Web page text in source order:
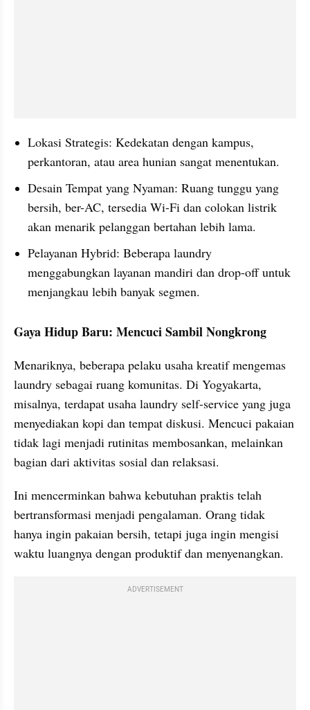
Lokasi Strategis: Kedekatan dengan kampus,
perkantoran, atau area hunian sangat menentukan.
Desain Tempat yang Nyaman: Ruang tunggu yang
bersih, ber-AC, tersedia Wi-Fi dan colokan listrik
akan menarik pelanggan bertahan lebih lama.
Pelayanan Hybrid: Beberapa laundry
menggabungkan layanan mandiri dan drop-off untuk
menjangkau lebih banyak segmen.
Gaya Hidup Baru: Mencuci Sambil Nongkrong
Menariknya, beberapa pelaku usaha kreatif mengemas
laundry sebagai ruang komunitas. Di Yogyakarta,
misalnya, terdapat usaha laundry self-service yang juga
menyediakan kopi dan tempat diskusi. Mencuci pakaian
tidak lagi menjadi rutinitas membosankan, melainkan
bagian dari aktivitas sosial dan relaksasi.
Ini mencerminkan bahwa kebutuhan praktis telah
bertransformasi menjadi pengalaman. Orang tidak
hanya ingin pakaian bersih, tetapi juga ingin mengisi
waktu luangnya dengan produktif dan menyenangkan.
ADVERTISEMENT